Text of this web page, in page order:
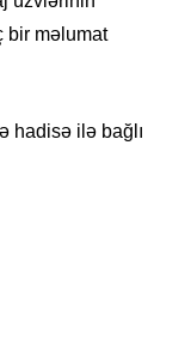
bir məlumat
hadisə ilə bağlı